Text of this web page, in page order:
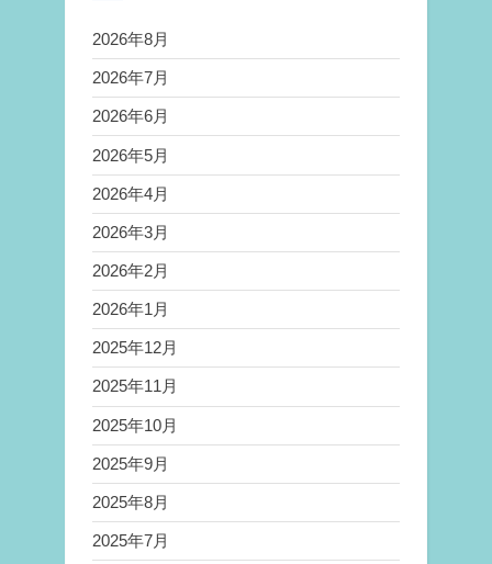
2026年8月
2026年7月
2026年6月
2026年5月
2026年4月
2026年3月
2026年2月
2026年1月
2025年12月
2025年11月
2025年10月
2025年9月
2025年8月
2025年7月